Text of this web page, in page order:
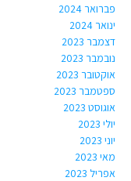
פברואר 2024
ינואר 2024
דצמבר 2023
נובמבר 2023
אוקטובר 2023
ספטמבר 2023
אוגוסט 2023
יולי 2023
יוני 2023
מאי 2023
אפריל 2023